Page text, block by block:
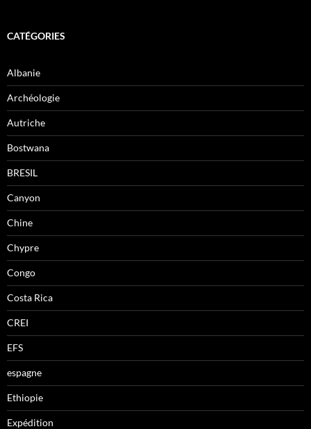
CATÉGORIES
Albanie
Archéologie
Autriche
Bostwana
BRESIL
Canyon
Chine
Chypre
Congo
Costa Rica
CREI
EFS
espagne
Ethiopie
Expédition